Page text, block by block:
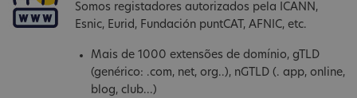
Somos registadores autorizados pela ICANN,
Esnic, Eurid, Fundación puntCAT, AFNIC, etc.
Mais de 1000 extensões de domínio, gTLD
(genérico: .com, net, org..), nGTLD (. app, online,
blog, club...)